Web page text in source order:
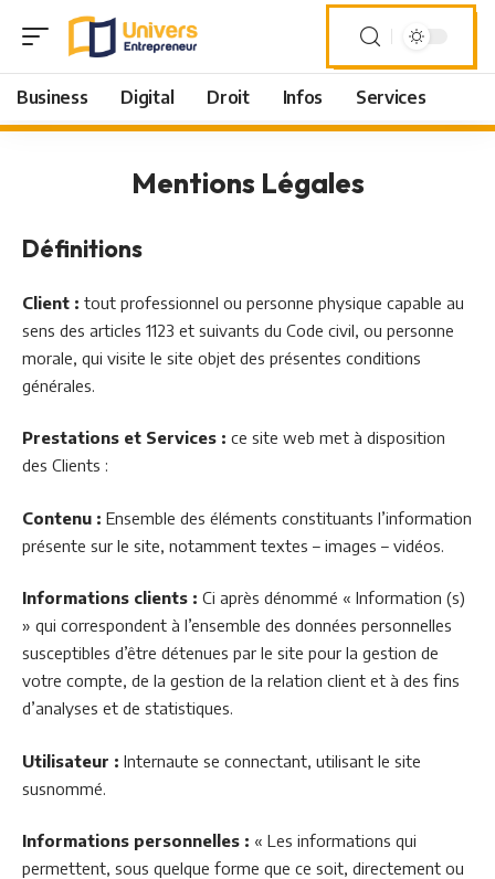
Business Digital Droit Infos Services
Mentions Légales
Définitions
Client : tout professionnel ou personne physique capable au
sens des articles 1123 et suivants du Code civil, ou personne
morale, qui visite le site objet des présentes conditions
générales.
Prestations et Services : ce site web met à disposition
des Clients :
Contenu : Ensemble des éléments constituants l’information
présente sur le site, notamment textes – images – vidéos.
Informations clients : Ci après dénommé « Information (s)
» qui correspondent à l’ensemble des données personnelles
susceptibles d’être détenues par le site pour la gestion de
votre compte, de la gestion de la relation client et à des fins
d’analyses et de statistiques.
Utilisateur : Internaute se connectant, utilisant le site
susnommé.
Informations personnelles : « Les informations qui
permettent, sous quelque forme que ce soit, directement ou